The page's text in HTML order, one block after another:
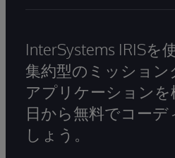
InterSystems IRISを
集約型のミッショ
アプリケーション
日から無料でコーデ
しょう。